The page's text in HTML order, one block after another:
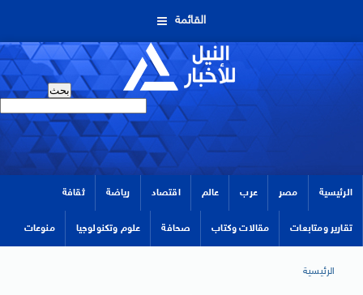
القائمة
الرئيسية مصر عرب عالم اقتصاد رياضة ثقافة
تقارير ومتابعات مقالات وكتاب صحافة علوم وتكنولوجيا منوعات
الرئيسية